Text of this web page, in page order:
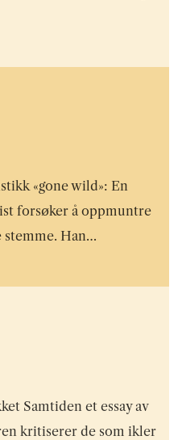
«gone wild»: En
forsøker å oppmuntre
stemme. Han…
Samtiden et essay av
kritiserer de som ikler